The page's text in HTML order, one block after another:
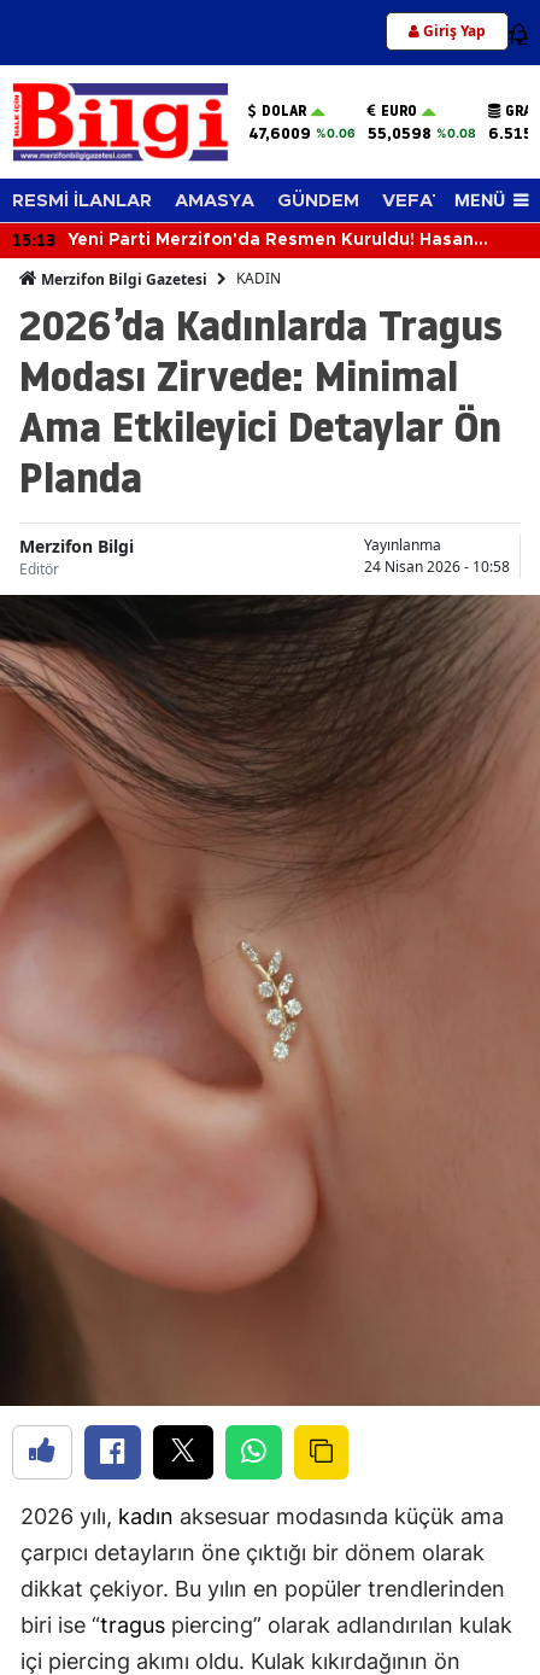
Giriş Yap 12
DOLAR
47,6009 %0.06
EURO
55,0598 %0.08
RESMİ İLANLAR AMASYA GÜNDEM VEFAT EDENLER
MENÜ
15:13
Yeni Parti Merzifon'da Resmen Kuruldu! Hasan
Merzifon Bilgi Gazetesi KADIN
2026’da Kadınlarda Tragus
Modası Zirvede: Minimal
Ama Etkileyici Detaylar Ön
Planda
Merzifon Bilgi
Editör
Yayınlanma
24 Nisan 2026 - 10:58
2026 yılı, kadın aksesuar modasında küçük ama
çarpıcı detayların öne çıktığı bir dönem olarak
dikkat çekiyor. Bu yılın en popüler trendlerinden
biri ise “tragus piercing” olarak adlandırılan kulak
içi piercing akımı oldu. Kulak kıkırdağının ön